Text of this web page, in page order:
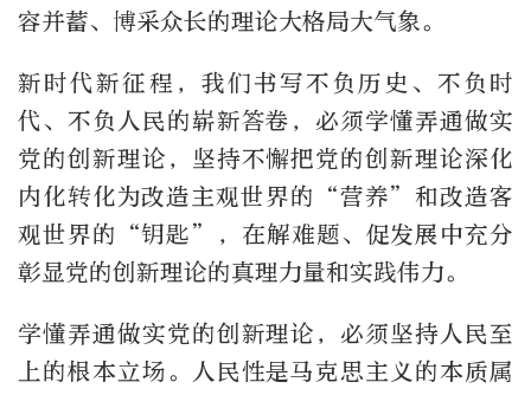
容并蓄、博采众长的理论大格局大气象。
新时代新征程，我们书写不负历史、不负时
代、不负人民的崭新答卷，必须学懂弄通做实
党的创新理论，坚持不懈把党的创新理论深化
内化转化为改造主观世界的“营养”和改造客
观世界的“钥匙”，在解难题、促发展中充分
彰显党的创新理论的真理力量和实践伟力。
学懂弄通做实党的创新理论，必须坚持人民至
上的根本立场。人民性是马克思主义的本质属